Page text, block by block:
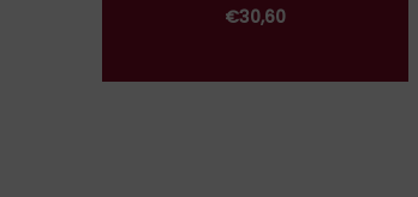
€30,60